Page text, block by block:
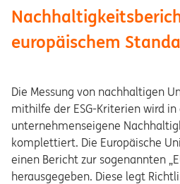
europäischem
Die Messung von nachhaltigen
mithilfe der ESG-Kriterien wird
unternehmenseigene
komplettiert. Die Europäische
einen Bericht zur sogenannten
herausgegeben. Diese legt